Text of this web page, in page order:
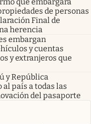
de personas
Final de
herencia
embargan
y cuentas
y extranjeros que
y República
país a todas las
del pasaporte